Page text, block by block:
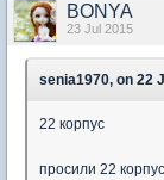
BONYA
23 Jul 2015
senia1970, on 22
22 корпус
просили 22 корпус